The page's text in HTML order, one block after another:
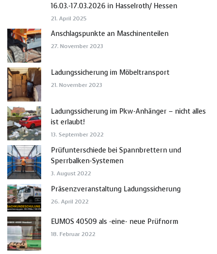
16.03.-17.03.2026 in Hasselroth/ Hessen
21. April 2025
Anschlagspunkte an Maschinenteilen
27. November 2023
Ladungssicherung im Möbeltransport
21. November 2023
Ladungssicherung im Pkw-Anhänger – nicht alles
ist erlaubt!
13. September 2022
Prüfunterschiede bei Spannbrettern und
Sperrbalken-Systemen
3. August 2022
Präsenzveranstaltung Ladungssicherung
26. April 2022
EUMOS 40509 als -eine- neue Prüfnorm
18. Februar 2022